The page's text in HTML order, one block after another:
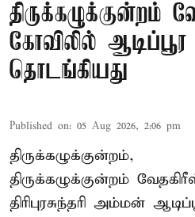
திருக்கழுக்குன்றம்
கோவிலில்
தொடங்கியது
Published on: 05 Aug 2026, 2:06 pm
திருக்கழுக்குன்றம்,
திருக்கழுக்குன்றம்
திரிபுரசுந்தரி அம்மன்